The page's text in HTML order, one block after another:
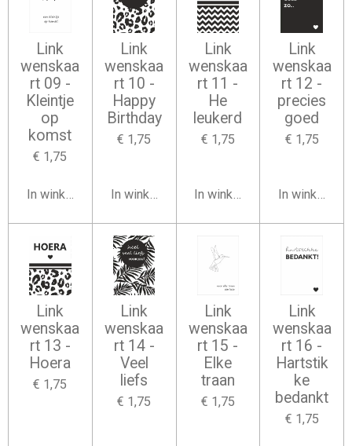
Link
wenskaa
rt 09 -
Kleintje
op
komst
€ 1,75
In winkelwagen
Link
wenskaa
rt 10 -
Happy
Birthday
€ 1,75
In winkelwagen
Link
wenskaa
rt 11 -
He
leukerd
€ 1,75
In winkelwagen
Link
wenskaa
rt 12 -
precies
goed
€ 1,75
In
Link
wenskaa
rt 13 -
Hoera
€ 1,75
Link
wenskaa
rt 14 -
Veel
liefs
€ 1,75
Link
wenskaa
rt 15 -
Elke
traan
€ 1,75
Link
wenskaa
rt 16 -
Hartstik
ke
bedankt
€ 1,75